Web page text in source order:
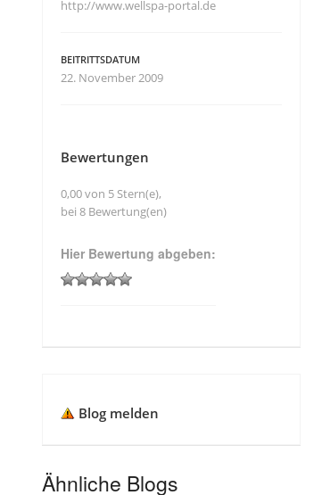
http://www.wellspa-portal.de
BEITRITTSDATUM
22. November 2009
Bewertungen
0,00 von 5 Stern(e),
bei 8 Bewertung(en)
Hier Bewertung abgeben:
Blog melden
Ähnliche Blogs